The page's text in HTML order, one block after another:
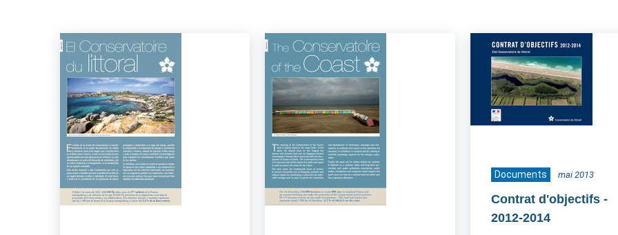
Documents mai 2013
Contrat d'objectifs -
2012-2014